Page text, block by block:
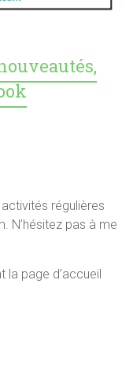
activités régulières
N’hésitez pas à me
la page d’accueil